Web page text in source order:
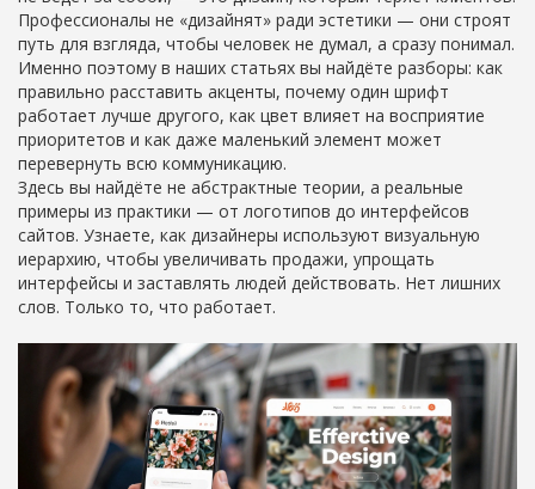
Профессионалы не «дизайнят» ради эстетики — они строят
путь для взгляда, чтобы человек не думал, а сразу понимал.
Именно поэтому в наших статьях вы найдёте разборы: как
правильно расставить акценты, почему один шрифт
работает лучше другого, как цвет влияет на восприятие
приоритетов и как даже маленький элемент может
перевернуть всю коммуникацию.
Здесь вы найдёте не абстрактные теории, а реальные
примеры из практики — от логотипов до интерфейсов
сайтов. Узнаете, как дизайнеры используют визуальную
иерархию, чтобы увеличивать продажи, упрощать
интерфейсы и заставлять людей действовать. Нет лишних
слов. Только то, что работает.